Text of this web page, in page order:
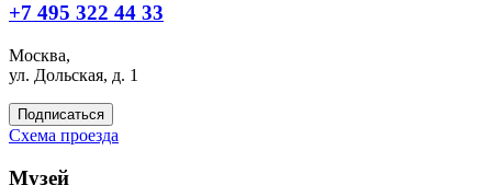
+7 495 322 44 33
Москва,
ул. Дольская, д. 1
Подписаться
Схема проезда
Музей